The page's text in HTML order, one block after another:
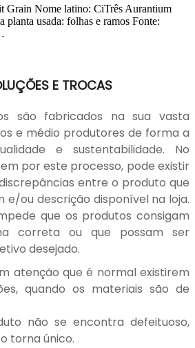
Grain Nome latino: CiTrês Aurantium
planta usada: folhas e ramos Fonte:
E TROCAS
são fabricados na sua vasta
e médio produtores de forma a
e sustentabilidade. No
por este processo, pode existir
entre o produto que
e/ou descrição disponível na loja.
que os produtos consigam
correta ou que possam ser
desejado.
atenção que é normal existirem
quando os materiais são de
não se encontra defeituoso,
torna único.